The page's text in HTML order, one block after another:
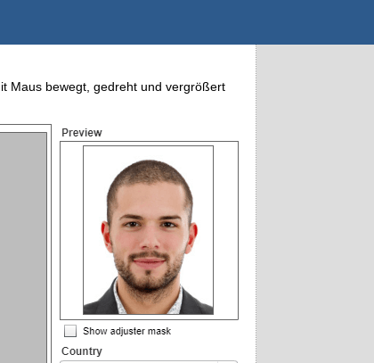
Maus bewegt, gedreht und vergrößert